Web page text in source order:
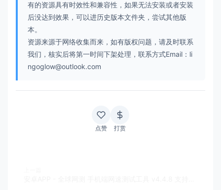
有的资源具有时效性和兼容性，如果无法安装或者安装
后没达到效果，可以进历史版本文件夹，尝试其他版
本。
资源来源于网络收集而来，如有版权问题，请及时联系
我们，核实后将第一时间下架处理，联系方式Email：li
ngoglow@outlook.com
点赞 打赏